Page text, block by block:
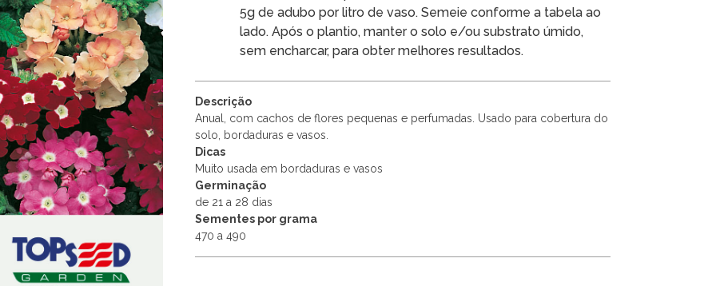
5g de adubo por litro de vaso. Semeie conforme a tabela ao
lado. Após o plantio, manter o solo e/ou substrato úmido,
sem encharcar, para obter melhores resultados.
Descrição
Anual, com cachos de flores pequenas e perfumadas. Usado para cobertura do
solo, bordaduras e vasos.
Dicas
Muito usada em bordaduras e vasos
Germinação
de 21 a 28 dias
Sementes por grama
470 a 490